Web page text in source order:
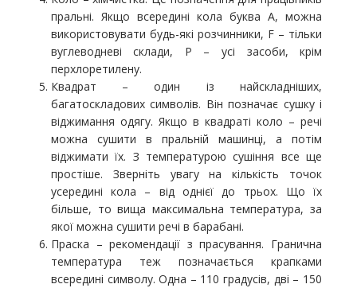
пральні. Якщо всередині кола буква А, можна
використовувати будь-які розчинники, F – тільки
вуглеводневі склади, P – усі засоби, крім
перхлоретилену.
Квадрат – один із найскладніших,
багатоскладових символів. Він позначає сушку і
віджимання одягу. Якщо в квадраті коло – речі
можна сушити в пральній машинці, а потім
віджимати їх. З температурою сушіння все ще
простіше. Зверніть увагу на кількість точок
усередині кола – від однієї до трьох. Що їх
більше, то вища максимальна температура, за
якої можна сушити речі в барабані.
Праска – рекомендації з прасування. Гранична
температура теж позначається крапками
всередині символу. Одна – 110 градусів, дві – 150